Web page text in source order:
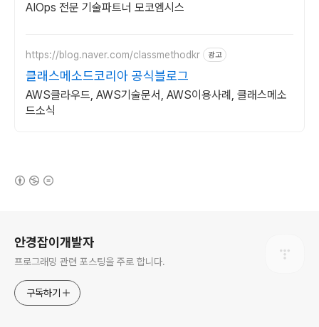
AIOps 전문 기술파트너 모코엠시스
https://blog.naver.com/classmethodkr 광고
클래스메소드코리아 공식블로그
AWS클라우드, AWS기술문서, AWS이용사례, 클래스메소
드소식
안경잡이개발자
프로그래밍 관련 포스팅을 주로 합니다.
구독하기